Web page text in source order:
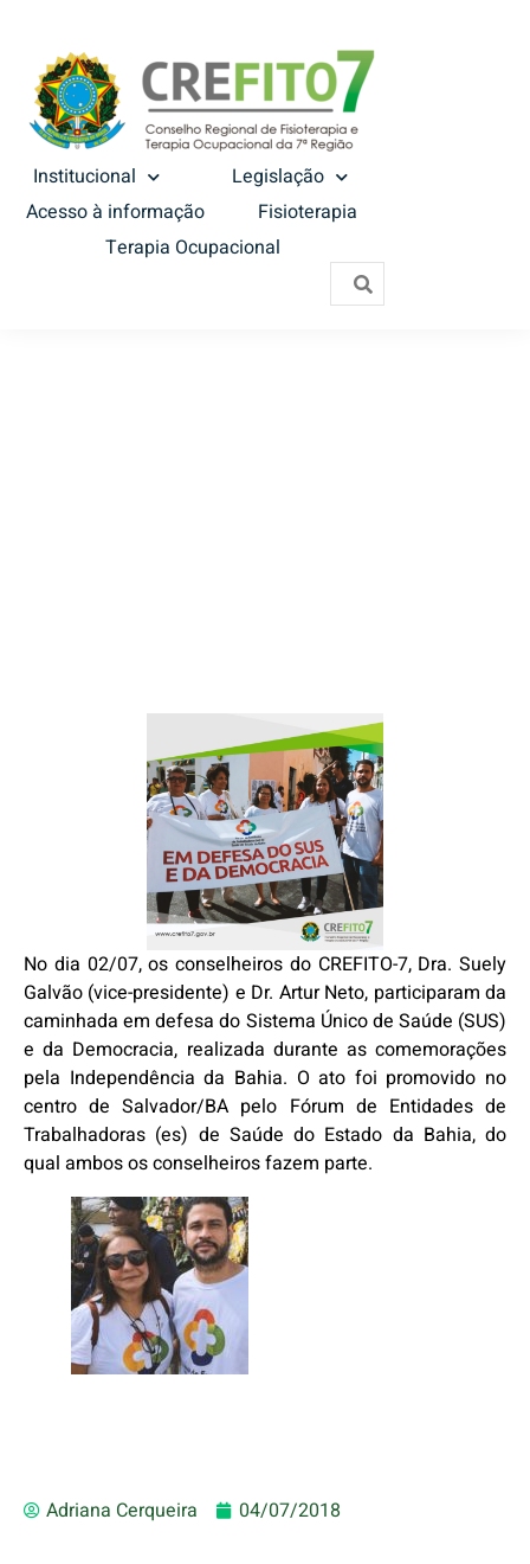
Institucional
Legislação
Acesso à informação
Fisioterapia
Terapia Ocupacional
No dia 02/07, os conselheiros do CREFITO-7, Dra. Suely
Galvão (vice-presidente) e Dr. Artur Neto, participaram da
caminhada em defesa do Sistema Único de Saúde (SUS)
e da Democracia, realizada durante as comemorações
pela Independência da Bahia. O ato foi promovido no
centro de Salvador/BA pelo Fórum de Entidades de
Trabalhadoras (es) de Saúde do Estado da Bahia, do
qual ambos os conselheiros fazem parte.
Adriana Cerqueira 04/07/2018